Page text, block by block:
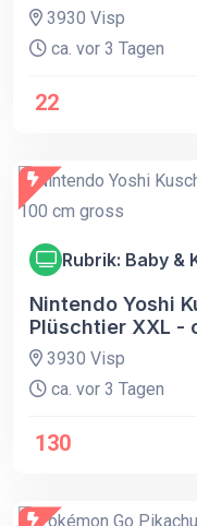
3930 Visp
ca. vor 3 Tagen
22
Rubrik: Baby &
Nintendo Yoshi
Plüschtier XXL -
3930 Visp
ca. vor 3 Tagen
130